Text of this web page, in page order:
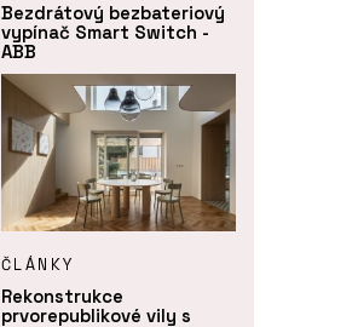
Bezdrátový bezbateriový
vypínač Smart Switch -
ABB
ČLÁNKY
Rekonstrukce
prvorepublikové vily s